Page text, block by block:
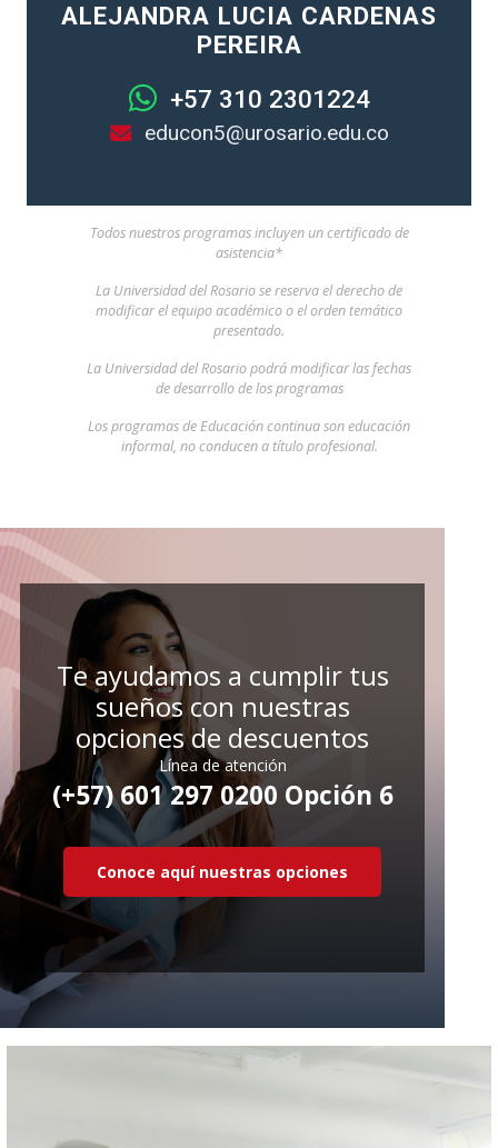
ALEJANDRA LUCIA CARDENAS
PEREIRA
+57 310 2301224
educon5@urosario.edu.co
Todos nuestros programas incluyen un certificado de
asistencia*
La Universidad del Rosario se reserva el derecho de
modificar el equipo académico o el orden temático
presentado.
La Universidad del Rosario podrá modificar las fechas
de desarrollo de los programas
Los programas de Educación continua son educación
informal, no conducen a título profesional.
Te ayudamos a cumplir tus
sueños con nuestras
opciones de descuentos
Línea de atención
(+57) 601 297 0200 Opción 6
Conoce aquí nuestras opciones